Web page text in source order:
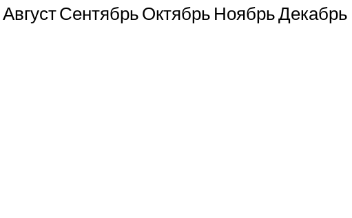
АвгустСентябрьОктябрь НоябрьДекабрь